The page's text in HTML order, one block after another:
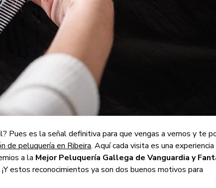
Pues es la señal definitiva para que vengas a vernos y te
de peluquería en Ribeira. Aquí cada visita es una experiencia
a la Mejor Peluquería Gallega de Vanguardia y
¡Y estos reconocimientos ya son dos buenos motivos para